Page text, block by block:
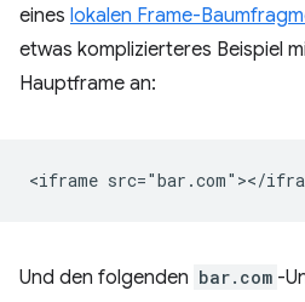
eines lokalen Frame-
etwas komplizierteres Beispiel
Hauptframe an:
Und den folgenden bar.com -